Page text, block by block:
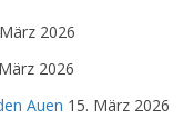
2026
2026
Auen 15. März 2026